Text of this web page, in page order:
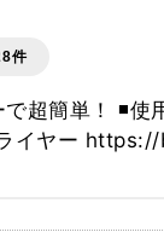
件
超簡単！ ◾️使
イヤー